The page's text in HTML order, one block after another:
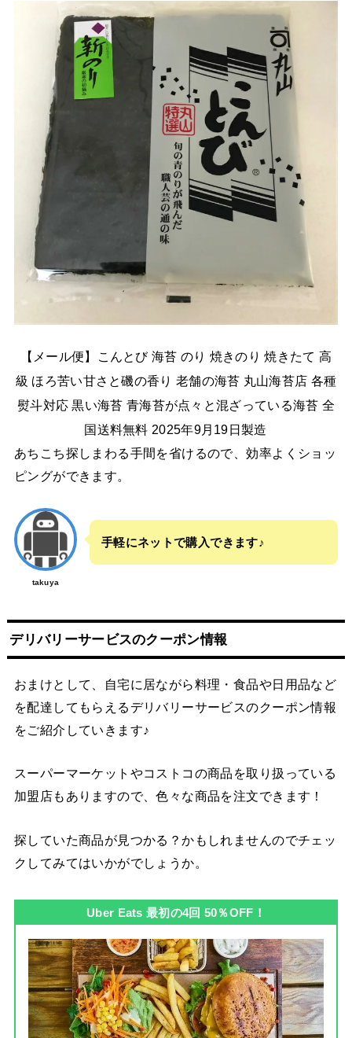
【メール便】こんとび 海苔 のり 焼きのり 焼きたて 高
級 ほろ苦い甘さと磯の香り 老舗の海苔 丸山海苔店 各種
熨斗対応 黒い海苔 青海苔が点々と混ざっている海苔 全
国送料無料 2025年9月19日製造
あちこち探しまわる手間を省けるので、効率よくショッ
ピングができます。
takuya
手軽にネットで購入できます♪
デリバリーサービスのクーポン情報
おまけとして、自宅に居ながら料理・食品や日用品など
を配達してもらえるデリバリーサービスのクーポン情報
をご紹介していきます♪
スーパーマーケットやコストコの商品を取り扱っている
加盟店もありますので、色々な商品を注文できます！
探していた商品が見つかる？かもしれませんのでチェッ
クしてみてはいかがでしょうか。
Uber Eats 最初の4回 50％OFF！